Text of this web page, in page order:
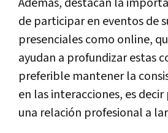
de participar en eventos de
presenciales como online,
ayudan a profundizar estas
preferible mantener la
en las interacciones, es
una relación profesional a